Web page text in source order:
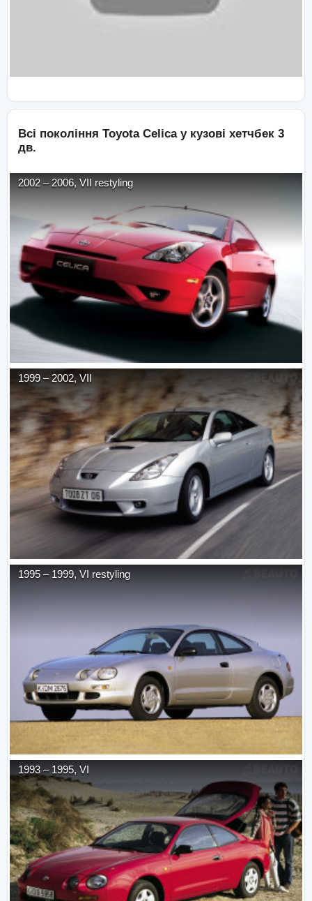
Всі покоління Toyota Celica у кузові хетчбек 3
дв.
2002 – 2006, VII restyling
1999 – 2002, VII
1995 – 1999, VI restyling
1993 – 1995, VI